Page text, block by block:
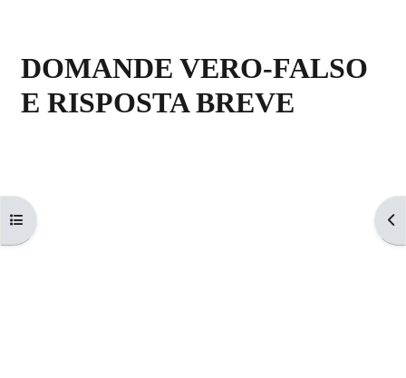
Apri indice del corso
DOMANDE VERO-FALSO
E RISPOSTA BREVE